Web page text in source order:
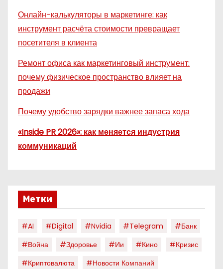
Онлайн-калькуляторы в маркетинге: как
инструмент расчёта стоимости превращает
посетителя в клиента
Ремонт офиса как маркетинговый инструмент:
почему физическое пространство влияет на
продажи
Почему удобство зарядки важнее запаса хода
«Inside PR 2026»: как меняется индустрия
коммуникаций
Метки
#AI #digital #nvidia #telegram
#банк
#война
#здоровье #ии #кино
#кризис
#криптовалюта
#новости Компаний